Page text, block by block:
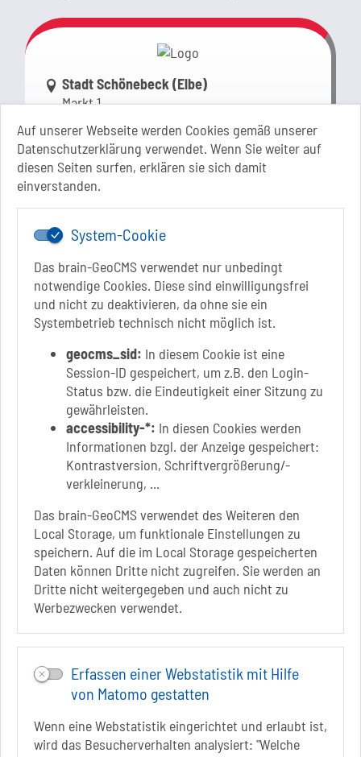
Auf unserer Webseite werden Cookies gemäß unserer
Datenschutzerklärung verwendet. Wenn Sie weiter auf
diesen Seiten surfen, erklären sie sich damit
einverstanden.
System-Cookie
Das brain-GeoCMS verwendet nur unbedingt
notwendige Cookies. Diese sind einwilligungsfrei
und nicht zu deaktivieren, da ohne sie ein
Systembetrieb technisch nicht möglich ist.
geocms_sid: In diesem Cookie ist eine
Session-ID gespeichert, um z.B. den Login-
Status bzw. die Eindeutigkeit einer Sitzung zu
gewährleisten.
accessibility-*: In diesen Cookies werden
Informationen bzgl. der Anzeige gespeichert:
Kontrastversion, Schriftvergrößerung/-
verkleinerung, ...
Das brain-GeoCMS verwendet des Weiteren den
Local Storage, um funktionale Einstellungen zu
speichern. Auf die im Local Storage gespeicherten
Daten können Dritte nicht zugreifen. Sie werden an
Dritte nicht weitergegeben und auch nicht zu
Werbezwecken verwendet.
Erfassen einer Webstatistik mit Hilfe
von Matomo gestatten
Wenn eine Webstatistik eingerichtet und erlaubt ist,
wird das Besucherverhalten analysiert: "Welche
Link zur Google-Maps Navigation
Stadt Schönebeck (Elbe)
Markt 1
Sachsen-Anhalt
+49 3928 710-0
+49 3928 710-199
stadt.sbk[at]schoenebeck-elbe.de
www.schoenebeck.de
Di.: 9 Uhr - 11.30 Uhr
13 Uhr - 18 Uhr
Do.: 9 Uhr - 11.30 Uhr
Fr.: nach Vereinbarung
Folgt uns auf
FACEBOOK
INSTAGRAM
YOUTUBE
Link zur Google-Maps Navigation
SOLEPARK Schönebeck/Bad Salzelmen
Eigenbetrieb der Stadt Schönebeck (Elbe)
Badepark 1
39218 Schönebeck (Elbe)
+49 3928 7055-42
info[at]solepark.de
www.visitschoenebeck.de
Infos zur Barrierefreiheit